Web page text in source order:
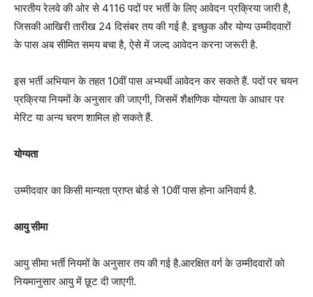
भारतीय रेलवे की ओर से 4116 पदों पर भर्ती के लिए आवेदन प्रक्रिया जारी है,
जिसकी आखिरी तारीख 24 दिसंबर तय की गई है. इच्छुक और योग्य उम्मीदवारों
के पास अब सीमित समय बचा है, ऐसे में जल्द आवेदन करना जरूरी है.
इस भर्ती अभियान के तहत 10वीं पास अभ्यर्थी आवेदन कर सकते हैं. पदों पर चयन
प्रक्रिया नियमों के अनुसार की जाएगी, जिसमें शैक्षणिक योग्यता के आधार पर
मेरिट या अन्य चरण शामिल हो सकते हैं.
योग्यता
उम्मीदवार का किसी मान्यता प्राप्त बोर्ड से 10वीं पास होना अनिवार्य है.
आयु सीमा
आयु सीमा भर्ती नियमों के अनुसार तय की गई है.आरक्षित वर्ग के उम्मीदवारों को
नियमानुसार आयु में छूट दी जाएगी.